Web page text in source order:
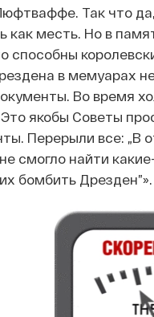
Так что
как месть. Но в
способны
в мемуарах
Во время
якобы Советы
Перерыли все: „В
смогло найти
бомбить Дрезден”».